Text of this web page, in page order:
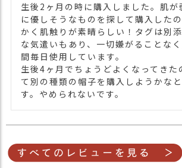
生後2ヶ月の時に購入しました。肌が
に優しそうなものを探して購入した
かく肌触りが素晴らしい！タグは別
な気遣いもあり、一切嫌がることな
間毎日使用しています。
生後4ヶ月でちょうどよくなってきた
て別の種類の帽子を購入しようかな
す。やめられないです。